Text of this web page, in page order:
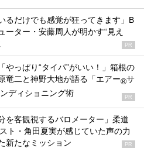
るだけでも感覚が狂ってきます」B
ーター・安藤周人が明かす“見え
PR
やっぱり“タイパ”がいい！」箱根の
竜二と神野大地が語る「エアー®サ
ンディショニング術 PR
を客観視するバロメーター」柔道
ト・角田夏実が感じていた声の力
新たなミッション
PR